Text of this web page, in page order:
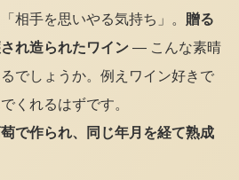
相手を思いやる気持ち」。 贈る
れ造られたワイン — こんな素晴
でしょうか。例えワイン好きで
くれるはずです。
で作られ、同じ年月を経て熟成